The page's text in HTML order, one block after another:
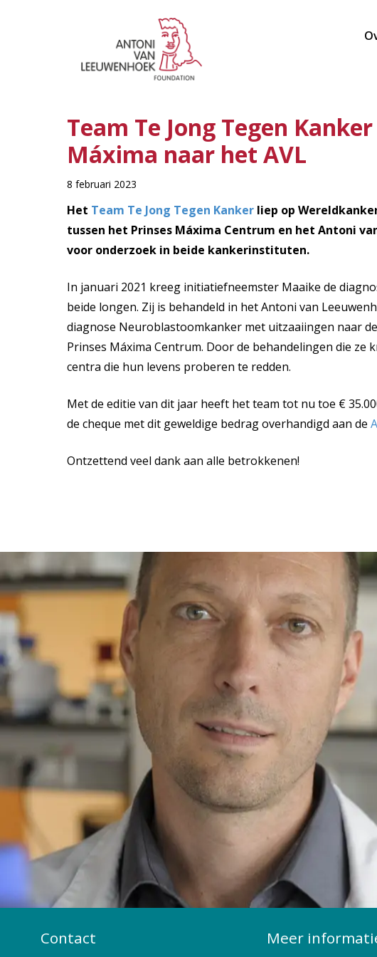
Team Te Jong Tegen
Máxima naar het AVL
8 februari 2023
Het Team Te Jong Tegen Kankerliep op
tussen het Prinses Máxima Centrum en het Antoni
voor onderzoek in beide kankerinstituten.
In januari 2021 kreeg initiatiefneemster Maaike de
beide longen. Zij is behandeld in het Antoni van
diagnose Neuroblastoomkanker met uitzaaiingen naar
Prinses Máxima Centrum. Door de behandelingen die ze
centra die hun levens proberen te redden.
Met de editie van dit jaar heeft het team tot nu toe €
de cheque met dit geweldige bedrag overhandigd aan de
Ontzettend veel dank aan alle betrokkenen!
Contact Meer